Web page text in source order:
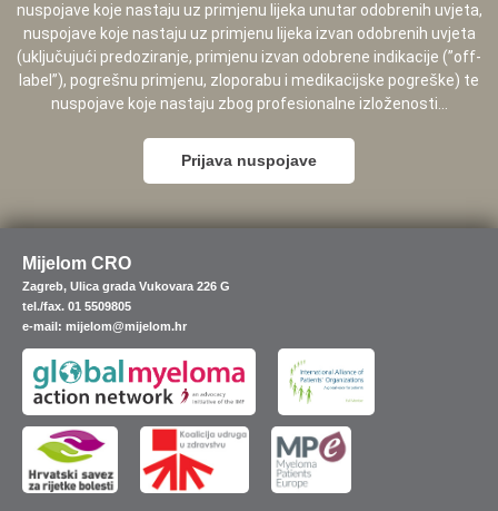
nuspojave koje nastaju uz primjenu lijeka unutar odobrenih uvjeta,
nuspojave koje nastaju uz primjenu lijeka izvan odobrenih uvjeta
(uključujući predoziranje, primjenu izvan odobrene indikacije (”off-
label”), pogrešnu primjenu, zloporabu i medikacijske pogreške) te
nuspojave koje nastaju zbog profesionalne izloženosti...
Prijava nuspojave
Mijelom CRO
Zagreb, Ulica grada Vukovara 226 G
tel./fax. 01 5509805
e-mail: mijelom@mijelom.hr